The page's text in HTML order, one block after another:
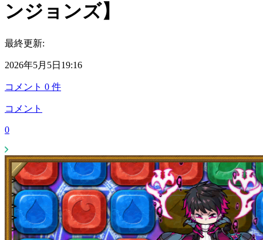
ンジョンズ】
最終更新:
2026年5月5日19:16
コメント 0 件
コメント
0